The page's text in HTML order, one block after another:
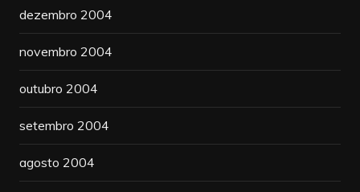
dezembro 2004
novembro 2004
outubro 2004
setembro 2004
agosto 2004